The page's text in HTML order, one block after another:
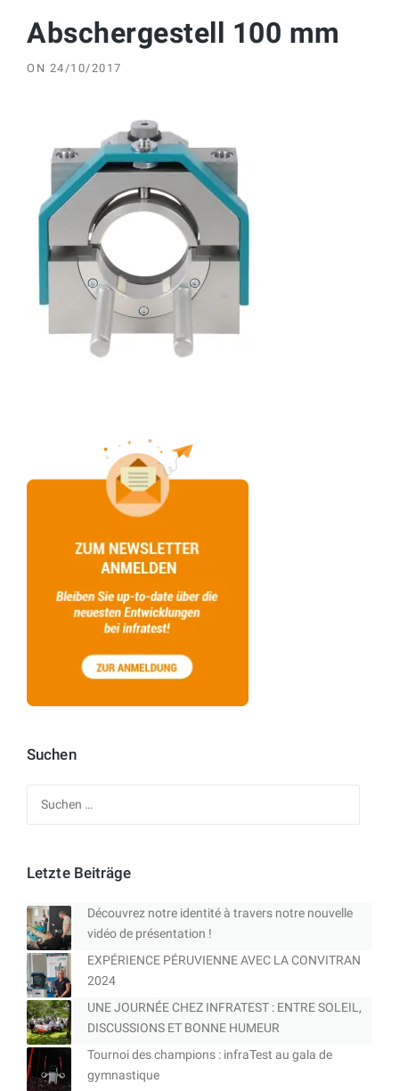
Abschergestell 100 mm
ON 24/10/2017
Suchen
Letzte Beiträge
Découvrez notre identité à travers notre nouvelle
vidéo de présentation !
EXPÉRIENCE PÉRUVIENNE AVEC LA CONVITRAN
2024
UNE JOURNÉE CHEZ INFRATEST : ENTRE SOLEIL,
DISCUSSIONS ET BONNE HUMEUR
Tournoi des champions : infraTest au gala de
gymnastique